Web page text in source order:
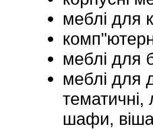
меблі для
меблі для
меблі для
тематичні,
шафи,